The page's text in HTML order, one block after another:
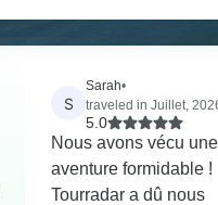
S
Sarah•
traveled in Juillet,
5.0
Nous avons vécu une
aventure formidable !
Tourradar a dû nous